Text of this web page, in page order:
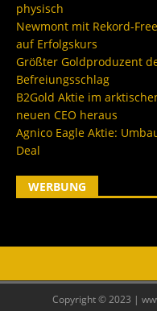
physisch
Newmont mit Rekord-
auf Erfolgskurs
Größter Goldproduzent
Befreiungsschlag
B2Gold Aktie im
neuen CEO heraus
Agnico Eagle Aktie:
Deal
WERBUNG
Copyright © 2023 |